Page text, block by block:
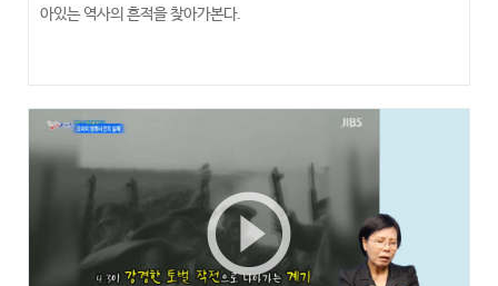
아있는 역사의 흔적을 찾아가본다.
play_circle_outline